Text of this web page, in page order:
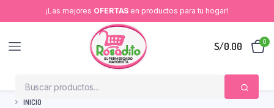
¡Las mejores OFERTAS en productos para tu hogar!
S/0.00 0
INICIO